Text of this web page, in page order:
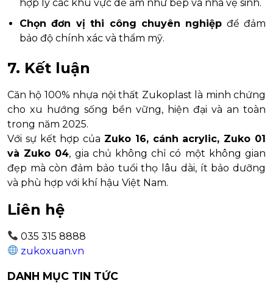
hợp lý các khu vực dễ ẩm như bếp và nhà vệ sinh.
Chọn đơn vị thi công chuyên nghiệp để đảm
bảo độ chính xác và thẩm mỹ.
7. Kết luận
Căn hộ 100% nhựa nội thất Zukoplast là minh chứng
cho xu hướng sống bền vững, hiện đại và an toàn
trong năm 2025.
Với sự kết hợp của Zuko 16, cánh acrylic, Zuko 01
và Zuko 04, gia chủ không chỉ có một không gian
đẹp mà còn đảm bảo tuổi thọ lâu dài, ít bảo dưỡng
và phù hợp với khí hậu Việt Nam.
Liên hệ
035 315 8888
zukoxuan.vn
DANH MỤC TIN TỨC